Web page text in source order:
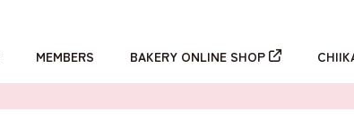
MEMBERS BAKERY ONLINE SHOP